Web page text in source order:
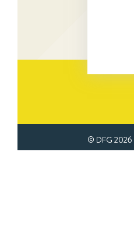
© DFG 2026